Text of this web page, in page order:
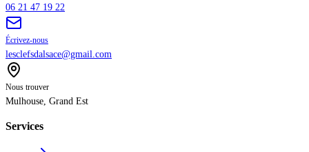
06 21 47 19 22
Écrivez-nous
lesclefsdalsace@gmail.com
Nous trouver
Mulhouse Grand Est
Services